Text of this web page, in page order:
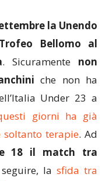
la Unendo
Bellomo al
. Sicuramente non
che non ha
Under 23 a
giorni ha già
soltanto terapie. Ad
18 il match tra
la sfida tra